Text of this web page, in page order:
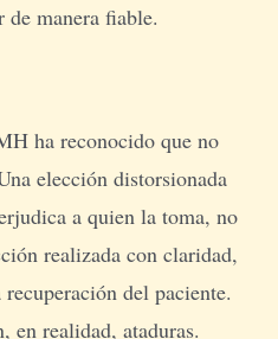
manera fiable.
ha reconocido que no
elección distorsionada
a quien la toma, no
realizada con claridad,
del paciente.
en realidad, ataduras.